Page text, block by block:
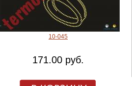
10-045
171.00 руб.